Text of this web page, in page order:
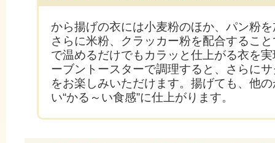
から揚げの衣には小麦粉のほか、パン粉
さらに米粉、クラッカー粉を配合するこ
で温めるだけでもカラッと仕上がる衣を
ーブントースターで調理すると、さらに
をお楽しみいただけます。揚げても、他
い“かる～い食感”に仕上がります。